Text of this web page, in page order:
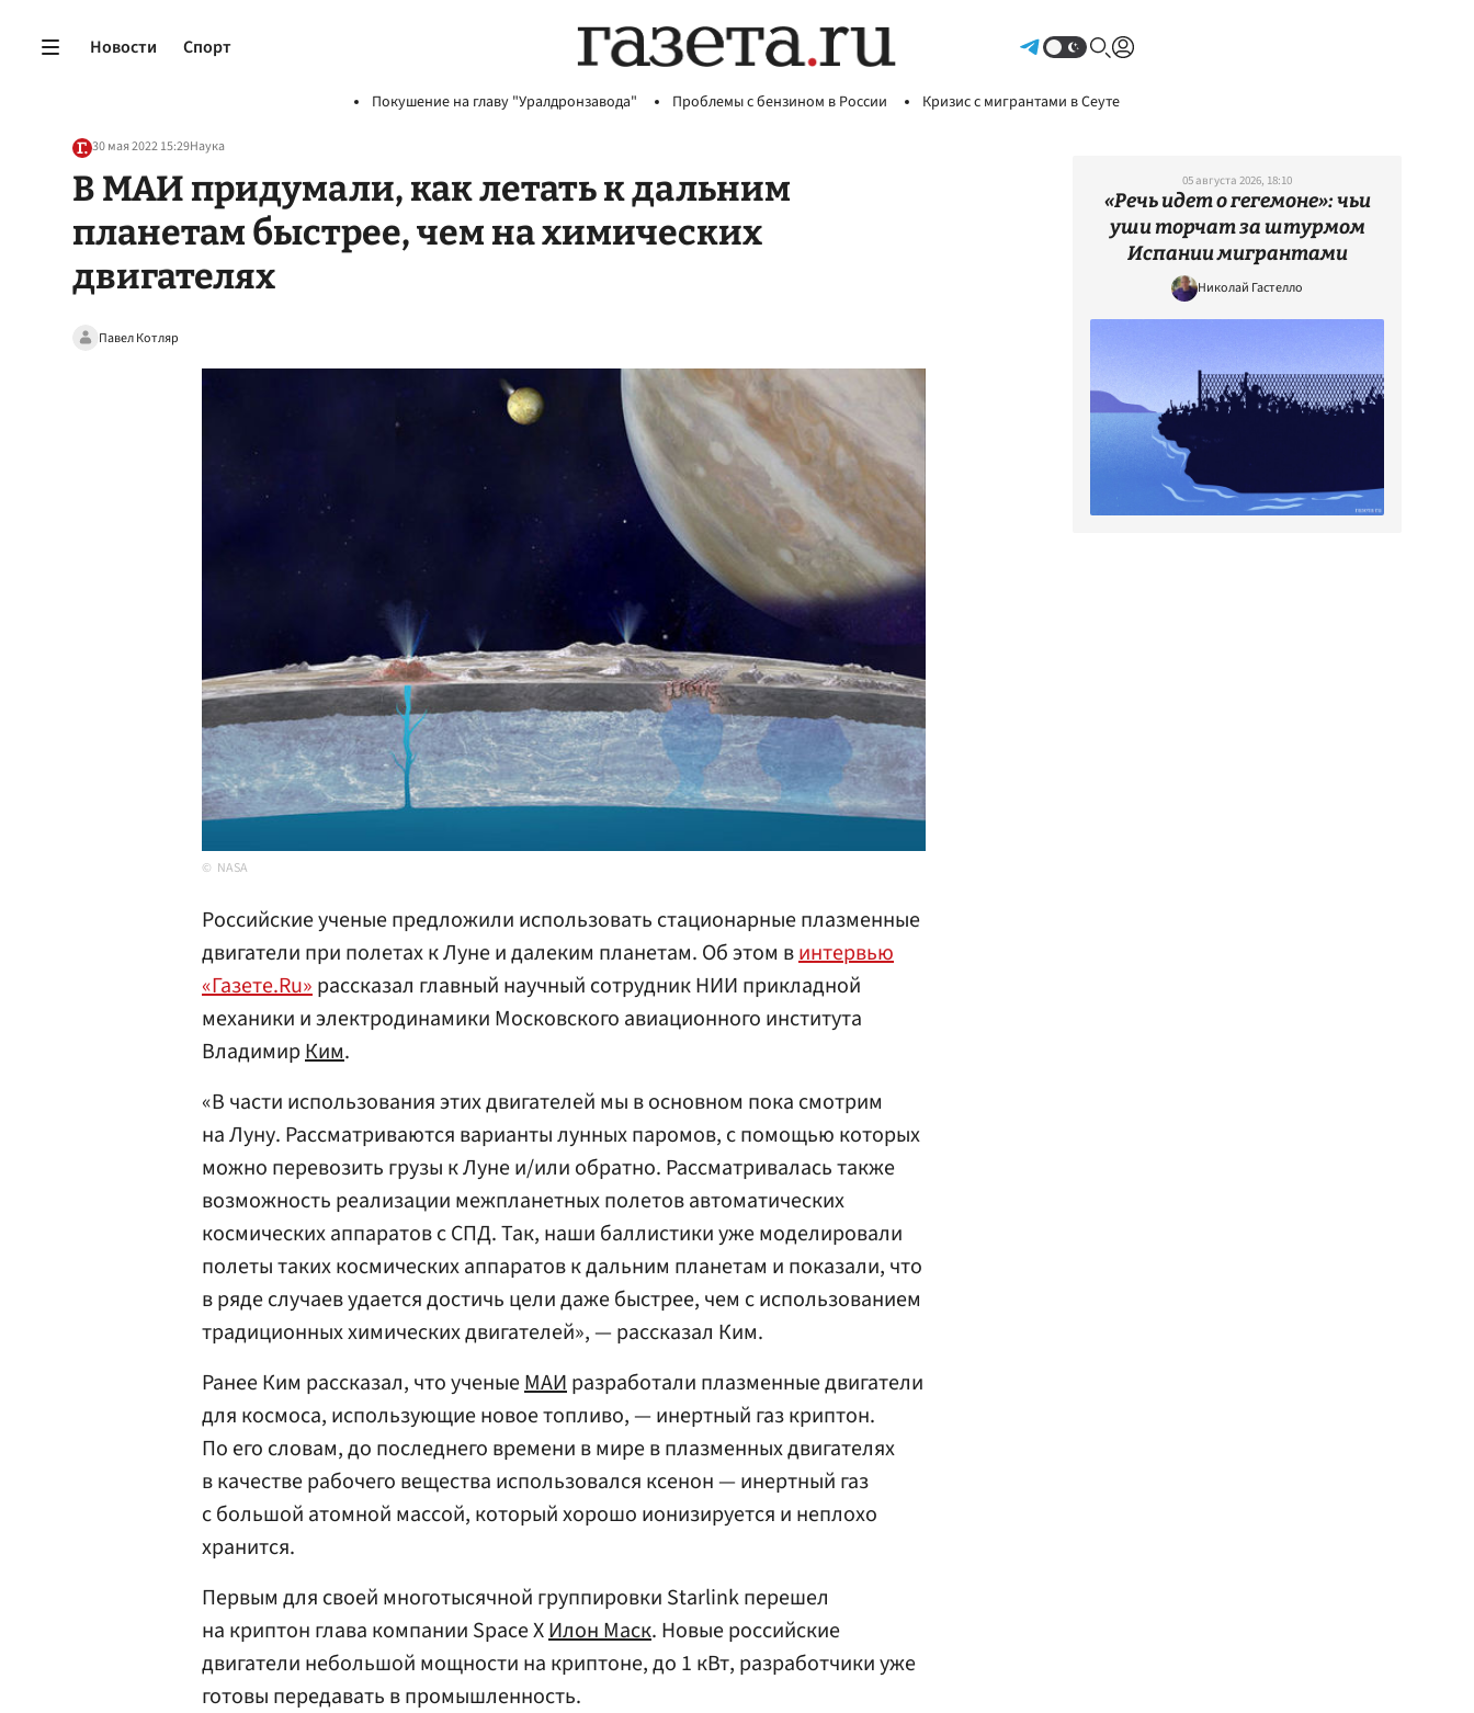
Новости Спорт
Покушение на главу "Уралдронзавода" Проблемы с бензином в России Кризис с мигрантами в Сеуте
30 мая 2022 15:29Наука
В МАИ придумали, как летать к дальним
планетам быстрее, чем на химических
двигателях
Павел Котляр
NASA
Российские ученые предложили использовать стационарные плазменные
двигатели при полетах к Луне и далеким планетам. Об этом винтервью
«Газете.Ru»рассказал главный научный сотрудник НИИ прикладной
механики и электродинамики Московского авиационного института
ВладимирКим.
«В части использования этих двигателей мы в основном пока смотрим
на Луну. Рассматриваются варианты лунных паромов, с помощью которых
можно перевозить грузы к Луне и/или обратно. Рассматривалась также
возможность реализации межпланетных полетов автоматических
космических аппаратов с СПД. Так, наши баллистики уже моделировали
полеты таких космических аппаратов к дальним планетам и показали, что
в ряде случаев удается достичь цели даже быстрее, чем с использованием
традиционных химических двигателей», — рассказал Ким.
Ранее Ким рассказал, что ученыеМАИразработали плазменные двигатели
для космоса, использующие новое топливо, — инертный газ криптон.
По его словам, до последнего времени в мире в плазменных двигателях
в качестве рабочего вещества использовался ксенон — инертный газ
с большой атомной массой, который хорошо ионизируется и неплохо
хранится.
Первым для своей многотысячной группировки Starlink перешел
на криптон глава компании Space XИлон Маск. Новые российские
двигатели небольшой мощности на криптоне, до 1 кВт, разработчики уже
готовы передавать в промышленность.
05 августа 2026, 18:10
«Речь идет о гегемоне»: чьи
уши торчат за штурмом
Испании мигрантами
Николай Гастелло